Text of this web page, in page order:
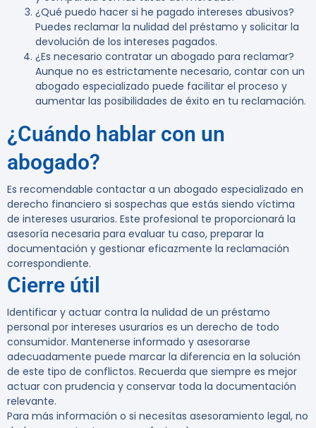
¿Qué puedo hacer si he pagado intereses abusivos?
Puedes reclamar la nulidad del préstamo y solicitar la
devolución de los intereses pagados.
¿Es necesario contratar un abogado para reclamar?
Aunque no es estrictamente necesario, contar con un
abogado especializado puede facilitar el proceso y
aumentar las posibilidades de éxito en tu reclamación.
¿Cuándo hablar con un
abogado?
Es recomendable contactar a un abogado especializado en
derecho financiero si sospechas que estás siendo víctima
de intereses usurarios. Este profesional te proporcionará la
asesoría necesaria para evaluar tu caso, preparar la
documentación y gestionar eficazmente la reclamación
correspondiente.
Cierre útil
Identificar y actuar contra la nulidad de un préstamo
personal por intereses usurarios es un derecho de todo
consumidor. Mantenerse informado y asesorarse
adecuadamente puede marcar la diferencia en la solución
de este tipo de conflictos. Recuerda que siempre es mejor
actuar con prudencia y conservar toda la documentación
relevante.
Para más información o si necesitas asesoramiento legal, no